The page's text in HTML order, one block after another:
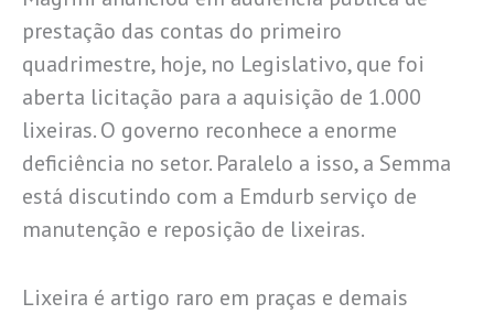
prestação das contas do primeiro
quadrimestre, hoje, no Legislativo, que foi
aberta licitação para a aquisição de 1.000
lixeiras. O governo reconhece a enorme
deficiência no setor. Paralelo a isso, a Semma
está discutindo com a Emdurb serviço de
manutenção e reposição de lixeiras.
Lixeira é artigo raro em praças e demais